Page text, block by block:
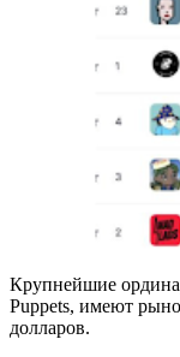
Крупнейшие
Puppets, имеют
долларов.